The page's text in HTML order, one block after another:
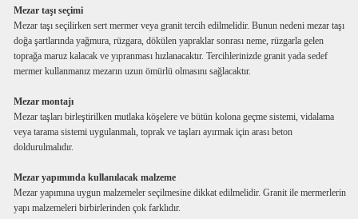
Mezar taşı seçimi
Mezar taşı seçilirken sert mermer veya granit tercih edilmelidir. Bunun nedeni mezar taşı
doğa şartlarında yağmura, rüzgara, dökülen yapraklar sonrası neme, rüzgarla gelen
toprağa maruz kalacak ve yıpranması hızlanacaktır. Tercihlerinizde granit yada sedef
mermer kullanmanız mezarın uzun ömürlü olmasını sağlacaktır.
Mezar montajı
Mezar taşları birleştirilken mutlaka köşelere ve bütün kolona geçme sistemi, vidalama
veya tarama sistemi uygulanmalı, toprak ve taşları ayırmak için arası beton
doldurulmalıdır.
Mezar yapımında kullanılacak malzeme
Mezar yapımına uygun malzemeler seçilmesine dikkat edilmelidir. Granit ile mermerlerin
yapı malzemeleri birbirlerinden çok farklıdır.